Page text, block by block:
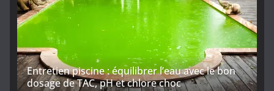
Entretien piscine : équilibrer l’eau avec le bon
dosage de TAC, pH et chlore choc